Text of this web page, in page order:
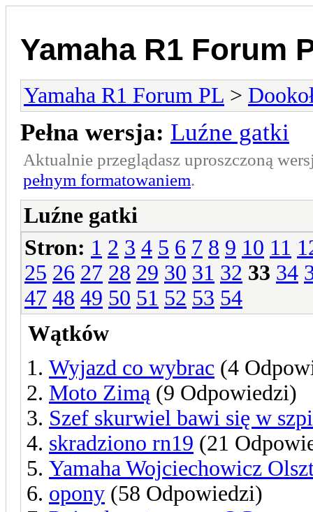
Yamaha R1 Forum
Yamaha R1 Forum PL >
Pełna wersja: Luźne gatki
Aktualnie przeglądasz uproszczoną
pełnym formatowaniem.
Luźne gatki
Stron: 1 2 3 4 5 6 7 8 9 10 11
25 26 27 28 29 30 31 32 33 34
47 48 49 50 51 52 53 54
Wątków
Wyjazd co wybrac (4
Moto Zimą (9 Odpowiedzi)
Szef skurwiel bawi się w
skradziono rn19 (21
Yamaha Wojciechowicz
opony (58 Odpowiedzi)